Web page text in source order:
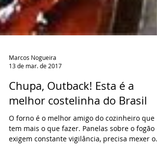
Marcos Nogueira
13 de mar. de 2017
Chupa, Outback! Esta é a
melhor costelinha do Brasil
O forno é o melhor amigo do cozinheiro que